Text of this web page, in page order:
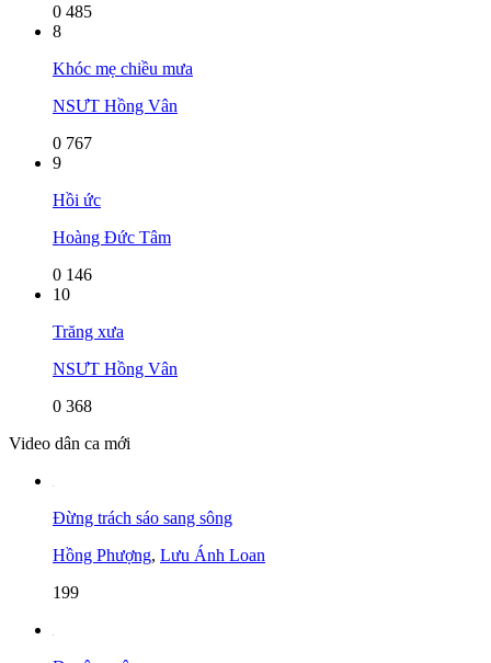
0 485
8
Khóc mẹ chiều mưa
NSƯT Hồng Vân
0 767
9
Hồi ức
Hoàng Đức Tâm
0 146
10
Trăng xưa
NSƯT Hồng Vân
0 368
Video dân ca mới
Đừng trách sáo sang sông
Hồng Phượng, Lưu Ánh Loan
199